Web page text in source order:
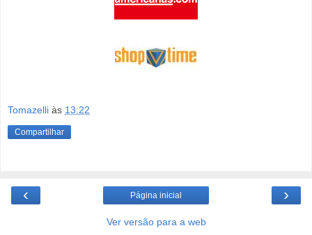
Tomazelli às 13:22
Compartilhar
‹ ›
Página inicial
Ver versão para a web